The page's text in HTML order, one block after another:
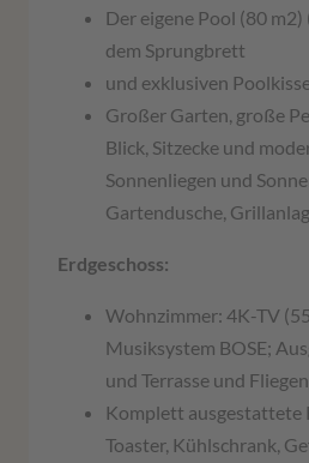
Der eigene Pool (80
dem Sprungbrett
und exklusiven
Großer Garten, große
Blick, Sitzecke und
Sonnenliegen und
Gartendusche,
Erdgeschoss:
Wohnzimmer: 4K-TV
Musiksystem BOSE;
und Terrasse und
Komplett ausgestattete
Toaster, Kühlschrank,